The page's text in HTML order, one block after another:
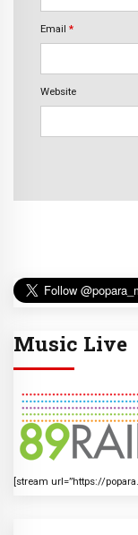
Email *
Website
Music Live
[stream url=”https://